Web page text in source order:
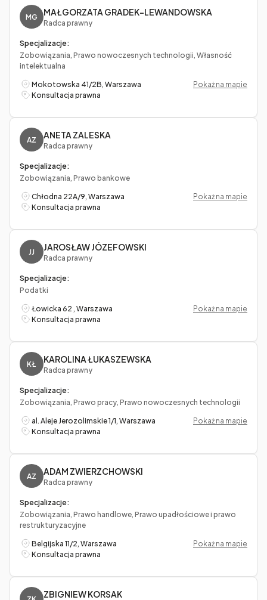
MG MAŁGORZATA GRADEK-LEWANDOWSKA
Radca prawny
Specjalizacje:
Zobowiązania, Prawo nowoczesnych technologii, Własność
intelektualna
Mokotowska 41/2B, Warszawa
Pokaż na mapie
Konsultacja prawna
AZ ANETA ZALESKA
Radca prawny
Specjalizacje:
Zobowiązania, Prawo bankowe
Chłodna 22A/9, Warszawa
Pokaż na mapie
Konsultacja prawna
JJ JAROSŁAW JÓZEFOWSKI
Radca prawny
Specjalizacje:
Podatki
Łowicka 62 , Warszawa
Pokaż na mapie
Konsultacja prawna
KŁ KAROLINA ŁUKASZEWSKA
Radca prawny
Specjalizacje:
Zobowiązania, Prawo pracy, Prawo nowoczesnych technologii
al. Aleje Jerozolimskie 1/1, Warszawa
Pokaż na mapie
Konsultacja prawna
AZ ADAM ZWIERZCHOWSKI
Radca prawny
Specjalizacje:
Zobowiązania, Prawo handlowe, Prawo upadłościowe i prawo
restrukturyzacyjne
Belgijska 11/2, Warszawa
Pokaż na mapie
Konsultacja prawna
ZBIGNIEW KORSAK